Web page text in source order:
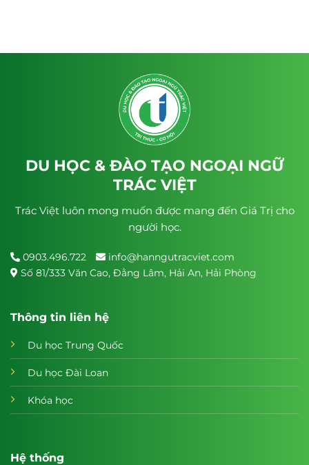
DU HỌC & ĐÀO TẠO NGOẠI NGỮ
TRÁC VIỆT
Trác Việt luôn mong muốn được mang đến Giá Trị cho
người học.
0903.496.722
info@hanngutracviet.com
Số 81/333 Văn Cao, Đằng Lâm, Hải An, Hải Phòng
Thông tin liên hệ
Du học Trung Quốc
Du học Đài Loan
Khóa học
Hệ thống